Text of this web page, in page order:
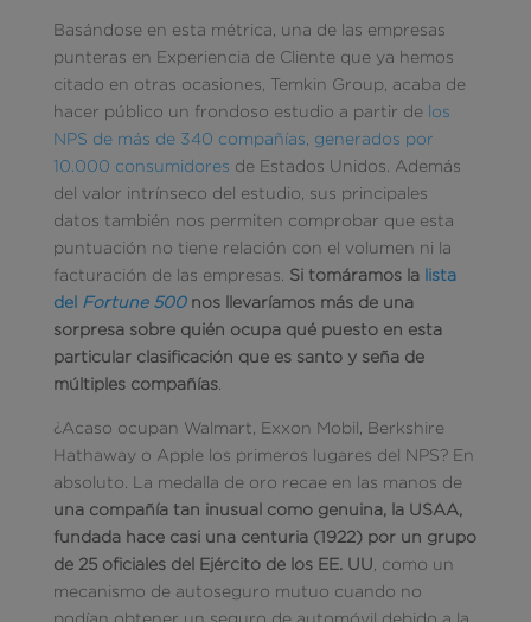
Basándose en esta métrica, una de las empresas
punteras en Experiencia de Cliente que ya hemos
citado en otras ocasiones, Temkin Group, acaba de
hacer público un frondoso estudio a partir de los
NPS de más de 340 compañías, generados por
10.000 consumidores de Estados Unidos. Además
del valor intrínseco del estudio, sus principales
datos también nos permiten comprobar que esta
puntuación no tiene relación con el volumen ni la
facturación de las empresas. Si tomáramos la lista
del Fortune 500nos llevaríamos más de una
sorpresa sobre quién ocupa qué puesto en esta
particular clasificación que es santo y seña de
múltiples compañías.
¿Acaso ocupan Walmart, Exxon Mobil, Berkshire
Hathaway o Apple los primeros lugares del NPS? En
absoluto. La medalla de oro recae en las manos de
una compañía tan inusual como genuina, la USAA,
fundada hace casi una centuria (1922) por un grupo
de 25 oficiales del Ejército de los EE. UU , como un
mecanismo de autoseguro mutuo cuando no
podían obtener un seguro de automóvil debido a la